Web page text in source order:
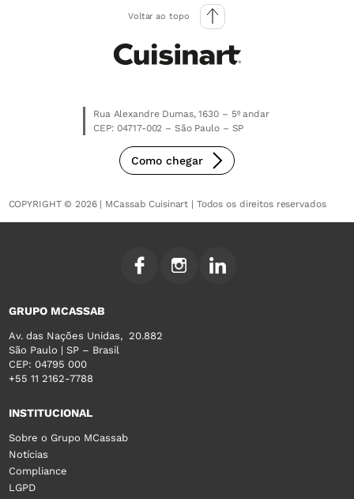
Voltar ao topo
Rua Alexandre Dumas, 1630 – 5º andar
CEP: 04717-002 – São Paulo – SP
Como chegar
COPYRIGHT © 2026 | MCassab Cuisinart | Todos os direitos reservados
GRUPO MCASSAB
Av. das Nações Unidas, 20.882
São Paulo | SP – Brasil
CEP: 04795 000
+55 11 2162-7788
INSTITUCIONAL
Sobre o Grupo MCassab
Notícias
Compliance
LGPD